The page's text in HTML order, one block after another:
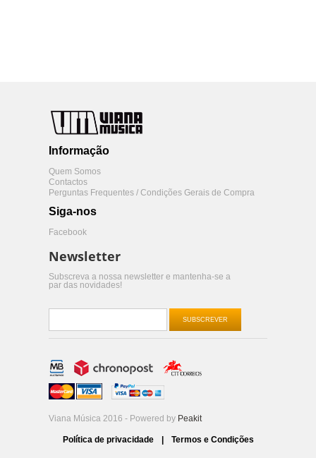
Informação
Quem Somos
Contactos
Perguntas Frequentes / Condições Gerais de Compra
Siga-nos
Facebook
Newsletter
Subscreva a nossa newsletter e mantenha-se a
par das novidades!
SUBSCREVER
Viana Música 2016 - Powered by Peakit
Política de privacidade Termos e Condições